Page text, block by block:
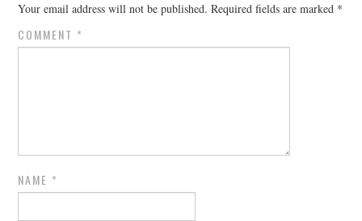
Your email address will not be published. Required fields are marked *
COMMENT *
NAME *